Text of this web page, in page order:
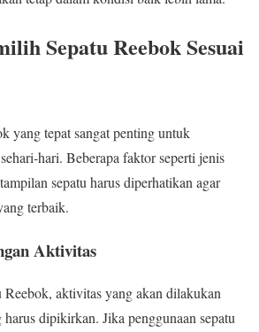
Sepatu Reebok Sesuai
yang tepat sangat penting untuk
hari. Beberapa faktor seperti jenis
sepatu harus diperhatikan agar
terbaik.
Aktivitas
aktivitas yang akan dilakukan
harus dipikirkan. Jika penggunaan sepatu